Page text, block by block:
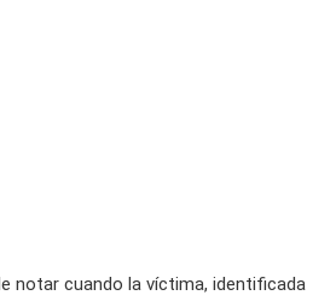
notar cuando la víctima, identificada